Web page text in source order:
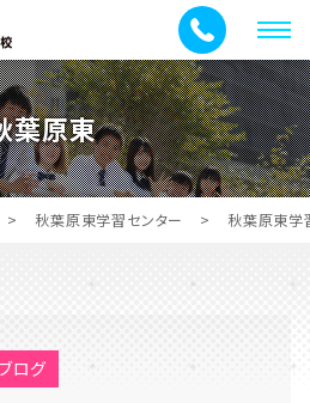
メ
ニ
ュ
ー
葉原東
> 秋葉原東学習センター > 秋葉原東学
ログ